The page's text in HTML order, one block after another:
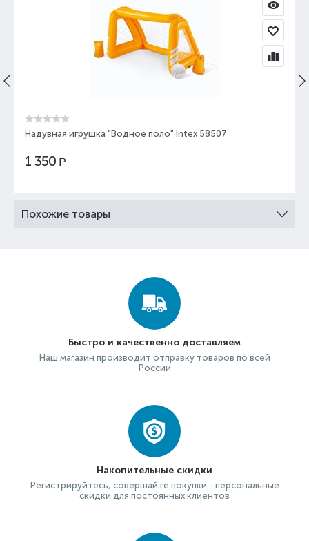
Надувная игрушка "Водное поло" Intex 58507
1 350 Р
Похожие товары
Быстро и качественно доставляем
Наш магазин производит отправку товаров по всей
России
Накопительные скидки
Регистрируйтесь, совершайте покупки - персональные
скидки для постоянных клиентов